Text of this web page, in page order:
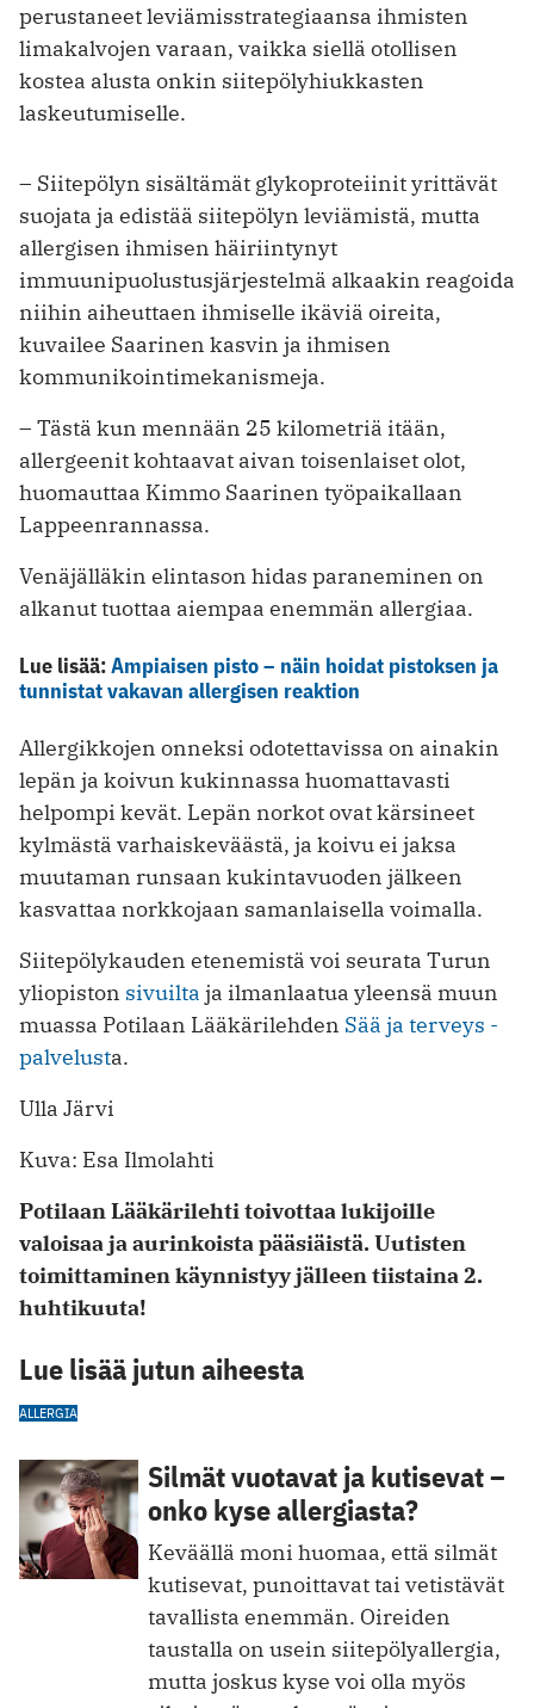
perustaneet leviämisstrategiaansa ihmisten
limakalvojen varaan, vaikka siellä otollisen
kostea alusta onkin siitepölyhiukkasten
laskeutumiselle.
– Siitepölyn sisältämät glykoproteiinit yrittävät
suojata ja edistää siitepölyn leviämistä, mutta
allergisen ihmisen häiriintynyt
immuunipuolustusjärjestelmä alkaakin reagoida
niihin aiheuttaen ihmiselle ikäviä oireita,
kuvailee Saarinen kasvin ja ihmisen
kommunikointimekanismeja.
– Tästä kun mennään 25 kilometriä itään,
allergeenit kohtaavat aivan toisenlaiset olot,
huomauttaa Kimmo Saarinen työpaikallaan
Lappeenrannassa.
Venäjälläkin elintason hidas paraneminen on
alkanut tuottaa aiempaa enemmän allergiaa.
Lue lisää:Ampiaisen pisto – näin hoidat pistoksen ja
tunnistat vakavan allergisen reaktion
Allergikkojen onneksi odotettavissa on ainakin
lepän ja koivun kukinnassa huomattavasti
helpompi kevät. Lepän norkot ovat kärsineet
kylmästä varhaiskeväästä, ja koivu ei jaksa
muutaman runsaan kukintavuoden jälkeen
kasvattaa norkkojaan samanlaisella voimalla.
Siitepölykauden etenemistä voi seurata Turun
yliopiston sivuilta ja ilmanlaatua yleensä muun
muassa Potilaan Lääkärilehden Sää ja terveys -
palvelusta.
Ulla Järvi
Kuva: Esa Ilmolahti
Potilaan Lääkärilehti toivottaa lukijoille
valoisaa ja aurinkoista pääsiäistä. Uutisten
toimittaminen käynnistyy jälleen tiistaina 2.
huhtikuuta!
Lue lisää jutun aiheesta
ALLERGIA
Silmät vuotavat ja kutisevat –
onko kyse allergiasta?
Keväällä moni huomaa, että silmät
kutisevat, punoittavat tai vetistävät
tavallista enemmän. Oireiden
taustalla on usein siitepölyallergia,
mutta joskus kyse voi olla myös